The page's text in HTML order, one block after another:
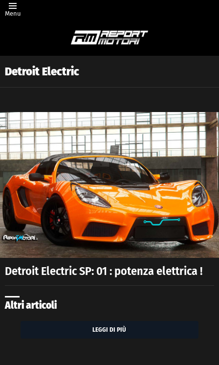
Menu
Detroit Electric
Latest
story
Detroit Electric SP: 01 : potenza elettrica !
Altri articoli
LEGGI DI PIÙ